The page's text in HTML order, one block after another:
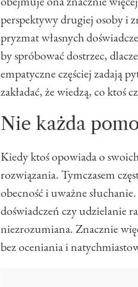
perspektywy drugiej osoby i
pryzmat własnych
by spróbować dostrzec,
empatyczne częściej zadają
zakładać, że wiedzą, co ktoś
Nie każda
Kiedy ktoś opowiada o
rozwiązania. Tymczasem
obecność i uważne
doświadczeń czy udzielanie
niezrozumiana. Znacznie
bez oceniania i